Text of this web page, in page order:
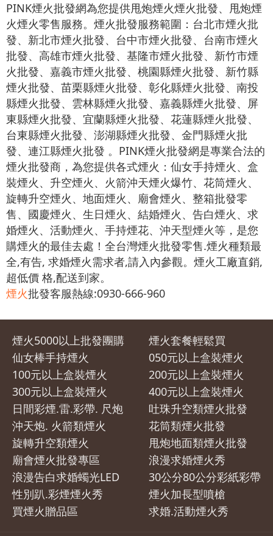
PINK煙火批發網為您提供甩炮煙火煙火批發、甩炮煙
火煙火零售服務。煙火批發服務範圍：台北市煙火批
發、新北市煙火批發、台中市煙火批發、台南市煙火
批發、高雄市煙火批發、基隆市煙火批發、新竹市煙
火批發、嘉義市煙火批發、桃園縣煙火批發、新竹縣
煙火批發、苗栗縣煙火批發、彰化縣煙火批發、南投
縣煙火批發、雲林縣煙火批發、嘉義縣煙火批發、屏
東縣煙火批發、宜蘭縣煙火批發、花蓮縣煙火批發、
台東縣煙火批發、澎湖縣煙火批發、金門縣煙火批
發、連江縣煙火批發 。PINK煙火批發網是專業合法的
煙火批發商，為您提供各式煙火：仙女手持煙火、盒
裝煙火、升空煙火、火箭沖天煙火爆竹、花筒煙火、
旋轉升空煙火、地面煙火、廟會煙火、整箱批發零
售、國慶煙火、生日煙火、結婚煙火、告白煙火、求
婚煙火、活動煙火、手持煙花、沖天型煙火等，是您
購煙火的最佳去處！全台灣煙火批發零售.煙火種類最
全,有告, 求婚煙火需求者,請入內參觀。煙火工廠直銷,
超低價 格,配送到家。
煙火批發客服熱線:0930-666-960
煙火5000以上批發團購
煙火套餐輕鬆買
仙女棒手持煙火
050元以上盒裝煙火
100元以上盒裝煙火
200元以上盒裝煙火
300元以上盒裝煙火
400元以上盒裝煙火
日間彩煙.雷.彩帶. 尺炮
吐珠升空類煙火批發
沖天炮. 火箭類煙火
花筒類煙火批發
旋轉升空類煙火
甩炮地面類煙火批發
廟會煙火批發專區
浪漫求婚煙火秀
浪漫告白求婚蠋光LED
30公分80公分彩紙彩帶
性別趴.彩煙煙火秀
煙火加長型噴槍
買煙火贈品區
求婚.活動煙火秀